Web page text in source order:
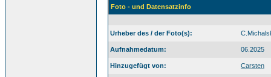
Foto - und Datensatzinfo
Urheber des / der Foto(s):
Aufnahmedatum: 06.2025
Hinzugefügt von: Carsten